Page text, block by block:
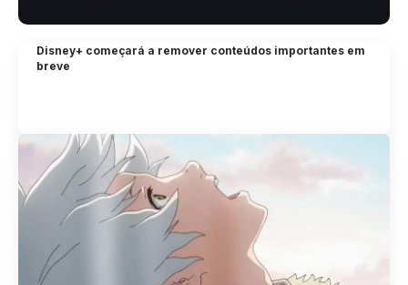
Disney+ começará a remover conteúdos importantes em
breve